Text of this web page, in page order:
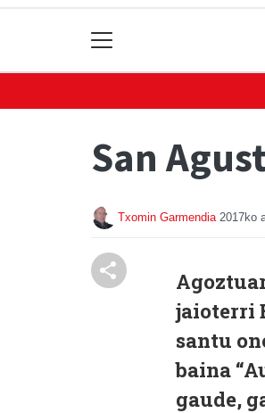
San
Txomin Garmendia 2017ko
jaioterri
santu
baina
gaude,